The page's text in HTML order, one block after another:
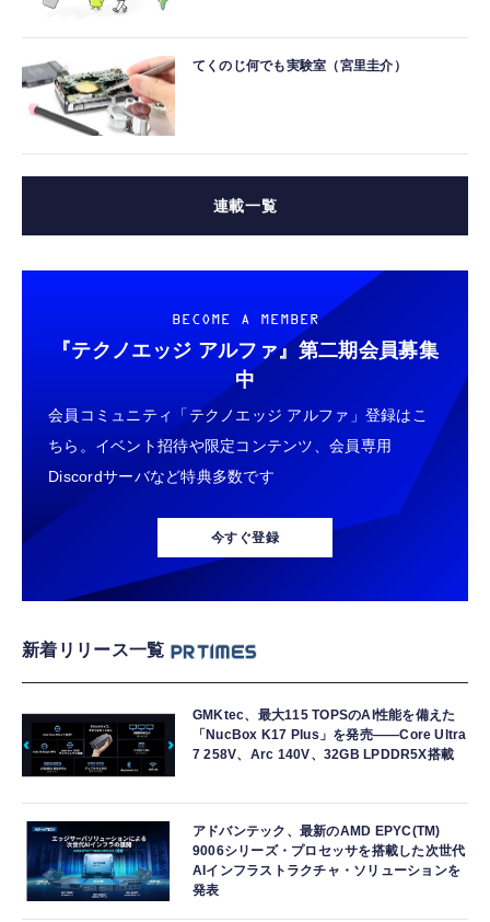
てくのじ何でも実験室（宮里圭介）
連載一覧
BECOME A MEMBER
『テクノエッジ アルファ』 第二期会員募集
中
会員コミュニティ「テクノエッジ アルファ」登録はこ
ちら。イベント招待や限定コンテンツ、会員専用
Discordサーバなど特典多数です
今すぐ登録
新着リリース一覧
GMKtec、最大115 TOPSのAI性能を備えた
「NucBox K17 Plus」を発売――Core Ultra
7 258V、Arc 140V、32GB LPDDR5X搭載
アドバンテック、最新のAMD EPYC(TM)
9006シリーズ・プロセッサを搭載した次世代
AIインフラストラクチャ・ソリューションを
発表